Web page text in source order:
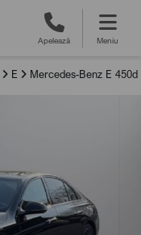
Apelează Meniu
E Mercedes-Benz E